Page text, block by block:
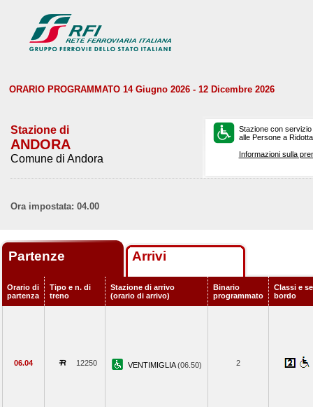
ORARIO PROGRAMMATO 14 Giugno 2026 - 12 Dicembre 2026
Stazione di
ANDORA
Comune di Andora
Stazione con
alle Persone a
Informazioni sulla
Ora impostata: 04.00
Partenze Arrivi
Orario di
partenza
Tipo e n. di
treno
Stazione di arrivo
(orario di arrivo)
Binario
programmato
Classi e
bordo
06.04 12250 VENTIMIGLIA(06.50) 2